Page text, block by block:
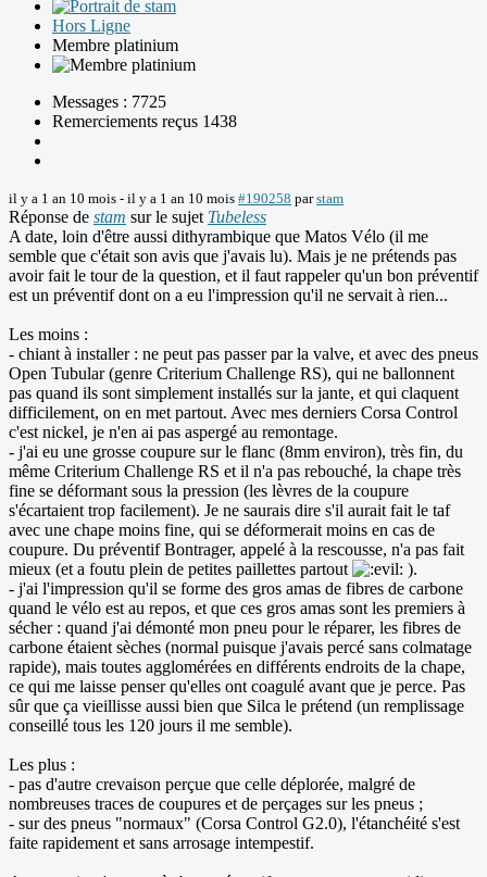
Hors Ligne
Membre platinium
Messages : 7725
Remerciements reçus 1438
il y a 1 an 10 mois - il y a 1 an 10 mois #190258 parstam
Réponse de stam sur le sujet Tubeless
A date, loin d'être aussi dithyrambique que Matos Vélo (il me
semble que c'était son avis que j'avais lu). Mais je ne prétends pas
avoir fait le tour de la question, et il faut rappeler qu'un bon préventif
est un préventif dont on a eu l'impression qu'il ne servait à rien...
Les moins :
- chiant à installer : ne peut pas passer par la valve, et avec des pneus
Open Tubular (genre Criterium Challenge RS), qui ne ballonnent
pas quand ils sont simplement installés sur la jante, et qui claquent
difficilement, on en met partout. Avec mes derniers Corsa Control
c'est nickel, je n'en ai pas aspergé au remontage.
- j'ai eu une grosse coupure sur le flanc (8mm environ), très fin, du
même Criterium Challenge RS et il n'a pas rebouché, la chape très
fine se déformant sous la pression (les lèvres de la coupure
s'écartaient trop facilement). Je ne saurais dire s'il aurait fait le taf
avec une chape moins fine, qui se déformerait moins en cas de
coupure. Du préventif Bontrager, appelé à la rescousse, n'a pas fait
mieux (et a foutu plein de petites paillettes partout
).
- j'ai l'impression qu'il se forme des gros amas de fibres de carbone
quand le vélo est au repos, et que ces gros amas sont les premiers à
sécher : quand j'ai démonté mon pneu pour le réparer, les fibres de
carbone étaient sèches (normal puisque j'avais percé sans colmatage
rapide), mais toutes agglomérées en différents endroits de la chape,
ce qui me laisse penser qu'elles ont coagulé avant que je perce. Pas
sûr que ça vieillisse aussi bien que Silca le prétend (un remplissage
conseillé tous les 120 jours il me semble).
Les plus :
- pas d'autre crevaison perçue que celle déplorée, malgré de
nombreuses traces de coupures et de perçages sur les pneus ;
- sur des pneus "normaux" (Corsa Control G2.0), l'étanchéité s'est
faite rapidement et sans arrosage intempestif.